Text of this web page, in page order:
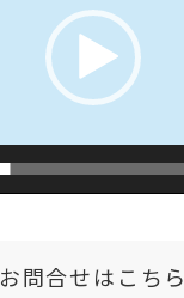
お問合せはこちら